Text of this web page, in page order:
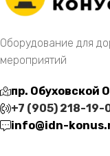
Оборудование для
мероприятий
пр. Обуховской
+7 (905) 218-19-
info@idn-